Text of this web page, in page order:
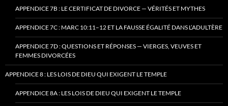
APPENDICE 7B : LE CERTIFICAT DE DIVORCE — VÉRITÉS ET MYTHES
APPENDICE 7C : MARC 10:11–12 ET LA FAUSSE ÉGALITÉ DANS L’ADULTÈRE
APPENDICE 7D : QUESTIONS ET RÉPONSES — VIERGES, VEUVES ET
FEMMES DIVORCÉES
APPENDICE 8 : LES LOIS DE DIEU QUI EXIGENT LE TEMPLE
APPENDICE 8A : LES LOIS DE DIEU QUI EXIGENT LE TEMPLE